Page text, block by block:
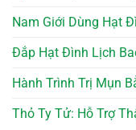
Nam Giới Dùng Hạt
Đắp Hạt Đình Lịch
Hành Trình Trị Mụn
Thỏ Ty Tử: Hỗ Trợ